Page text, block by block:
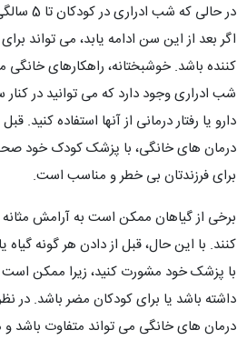
در حالی
اگر بعد از این سن ادامه یابد، می تواند
کننده باشد. خوشبختانه، راهکارهای
شب ادراری وجود دارد که می توانید در
دارو یا رفتار درمانی از آنها استفاده کنید.
درمان های خانگی، با پزشک کودک خود
برای فرزندتان بی خطر و مناسب است.
برخی از گیاهان ممکن است به آرامش
کنند. با این حال، قبل از دادن هر گونه
با پزشک خود مشورت کنید، زیرا ممکن است
داشته باشد یا برای کودکان مضر باشد. در
درمان های خانگی می تواند متفاوت باشد